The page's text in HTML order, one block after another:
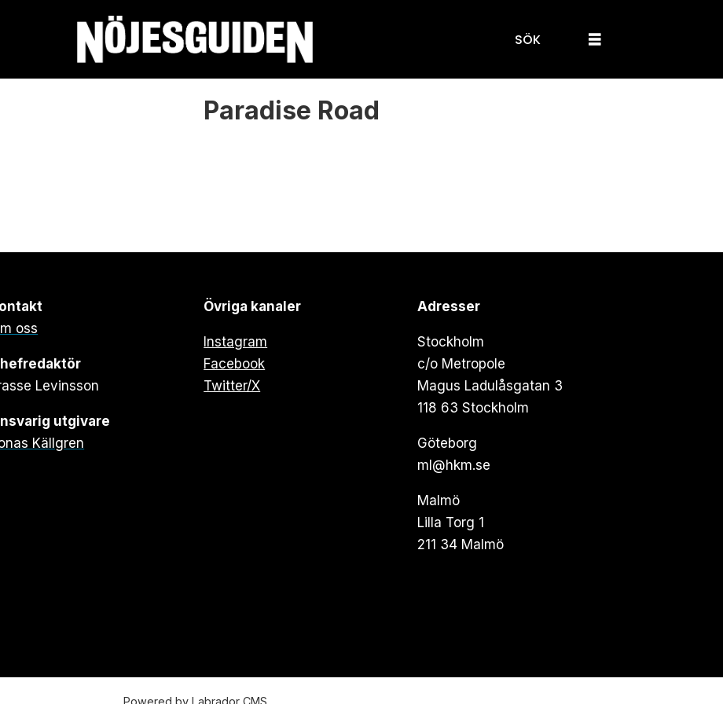
SÖK
Paradise Road
oss
Levinsson
utgivare
Källgren
Övriga kanaler
Instagram
Facebook
Twitter/X
Adresser
Stockholm
c/o Metropole
Magus Ladulåsgatan 3
118 63 Stockholm
Göteborg
ml@hkm.se
Malmö
Lilla Torg 1
211 34 Malmö